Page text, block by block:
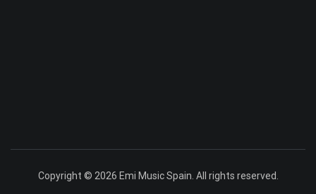
Copyright © 2026 Emi Music Spain. All rights reserved.